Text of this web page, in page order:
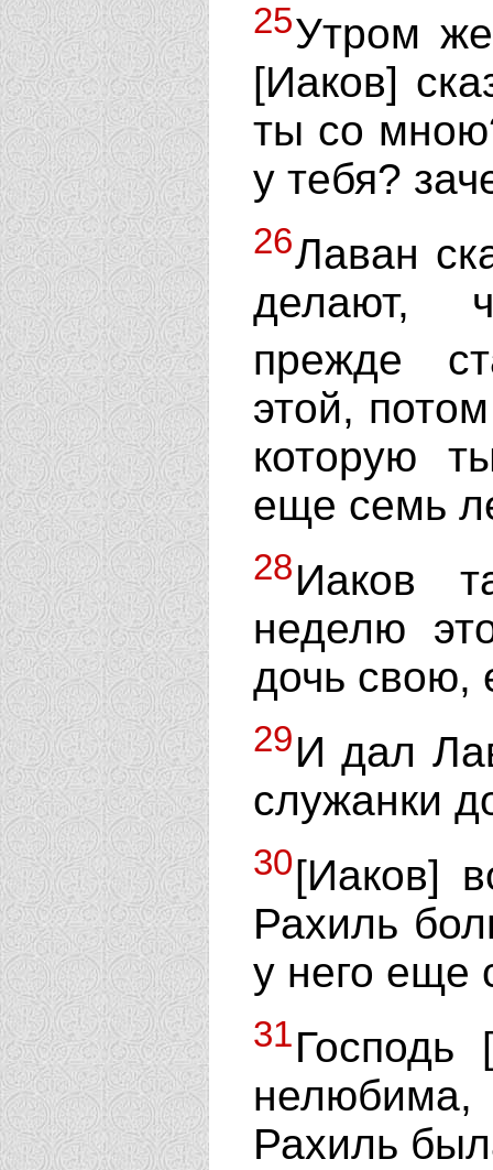
25Утром
[Иаков]
ты со
у тебя?
26Лаван
делают,
прежде
этой,
которую
еще семь
28Иаков
неделю
дочь свою,
29И дал
служанки
30[Иаков]
Рахиль
у него еще
31
Рахиль